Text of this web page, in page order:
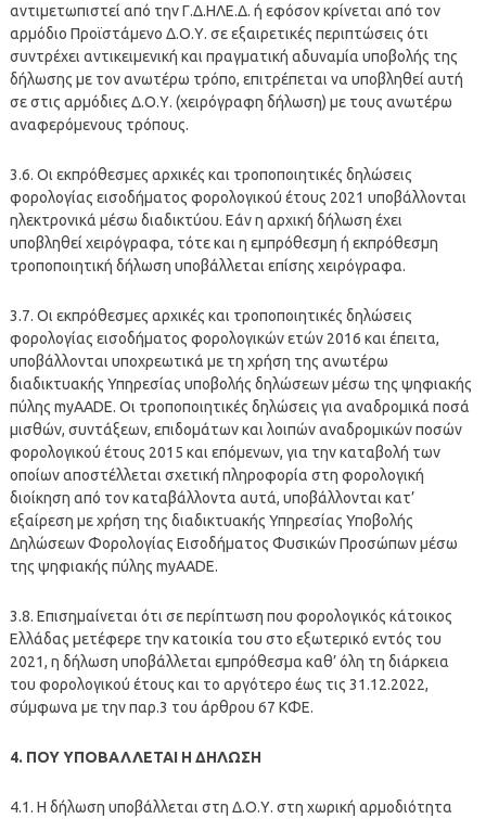
αντιμετωπιστεί από την Γ.Δ.ΗΛΕ.Δ. ή εφόσον κρίνεται από τον
αρμόδιο Προϊστάμενο Δ.Ο.Υ. σε εξαιρετικές περιπτώσεις ότι
συντρέχει αντικειμενική και πραγματική αδυναμία υποβολής της
δήλωσης με τον ανωτέρω τρόπο, επιτρέπεται να υποβληθεί αυτή
σε στις αρμόδιες Δ.Ο.Υ. (χειρόγραφη δήλωση) με τους ανωτέρω
αναφερόμενους τρόπους.
3.6. Οι εκπρόθεσμες αρχικές και τροποποιητικές δηλώσεις
φορολογίας εισοδήματος φορολογικού έτους 2021 υποβάλλονται
ηλεκτρονικά μέσω διαδικτύου. Εάν η αρχική δήλωση έχει
υποβληθεί χειρόγραφα, τότε και η εμπρόθεσμη ή εκπρόθεσμη
τροποποιητική δήλωση υποβάλλεται επίσης χειρόγραφα.
3.7. Οι εκπρόθεσμες αρχικές και τροποποιητικές δηλώσεις
φορολογίας εισοδήματος φορολογικών ετών 2016 και έπειτα,
υποβάλλονται υποχρεωτικά με τη χρήση της ανωτέρω
διαδικτυακής Υπηρεσίας υποβολής δηλώσεων μέσω της ψηφιακής
πύλης myAADE. Οι τροποποιητικές δηλώσεις για αναδρομικά ποσά
μισθών, συντάξεων, επιδομάτων και λοιπών αναδρομικών ποσών
φορολογικού έτους 2015 και επόμενων, για την καταβολή των
οποίων αποστέλλεται σχετική πληροφορία στη φορολογική
διοίκηση από τον καταβάλλοντα αυτά, υποβάλλονται κατ’
εξαίρεση με χρήση της διαδικτυακής Υπηρεσίας Υποβολής
Δηλώσεων Φορολογίας Εισοδήματος Φυσικών Προσώπων μέσω
της ψηφιακής πύλης myAADE.
3.8. Επισημαίνεται ότι σε περίπτωση που φορολογικός κάτοικος
Ελλάδας μετέφερε την κατοικία του στο εξωτερικό εντός του
2021, η δήλωση υποβάλλεται εμπρόθεσμα καθ’ όλη τη διάρκεια
του φορολογικού έτους και το αργότερο έως τις 31.12.2022,
σύμφωνα με την παρ.3 του άρθρου 67 ΚΦΕ.
4. ΠΟΥ ΥΠΟΒΑΛΛΕΤΑΙ Η ΔΗΛΩΣΗ
4.1. Η δήλωση υποβάλλεται στη Δ.Ο.Υ. στη χωρική αρμοδιότητα